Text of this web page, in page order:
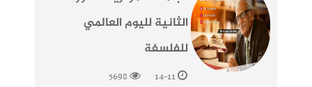
الثانية لليوم العالمي
للفلسفة
14-11
5698